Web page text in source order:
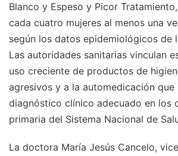
Blanco y Espeso y Picor
cada cuatro mujeres al menos una
según los datos epidemiológicos de
Las autoridades sanitarias vinculan
uso creciente de productos de
agresivos y a la automedicación que
diagnóstico clínico adecuado en los
primaria del Sistema Nacional de
La doctora María Jesús Cancelo,